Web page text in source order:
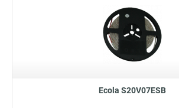
Ecola S20V07ESB